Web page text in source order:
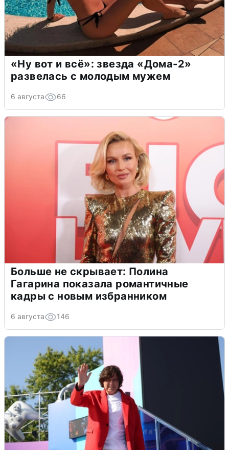
«Ну вот и всё»: звезда «Дома-2»
развелась с молодым мужем
6 августа 66
Больше не скрывает: Полина
Гагарина показала романтичные
кадры с новым избранником
6 августа 146